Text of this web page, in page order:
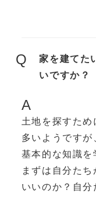
Q
家を建てた
いですか？
A
土地を探すた
多いようです
基本的な知識を
まずは自分た
いいのか？自分